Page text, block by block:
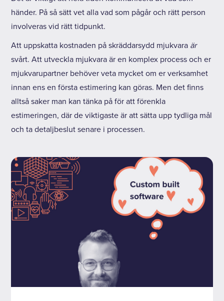
händer. På så sätt vet alla vad som pågår och rätt person
involveras vid rätt tidpunkt.
Att uppskatta kostnaden på skräddarsydd mjukvara är
svårt. Att utveckla mjukvara är en komplex process och er
mjukvarupartner behöver veta mycket om er verksamhet
innan ens en första estimering kan göras. Men det finns
alltså saker man kan tänka på för att förenkla
estimeringen, där de viktigaste är att sätta upp tydliga mål
och ta detaljbeslut senare i processen.